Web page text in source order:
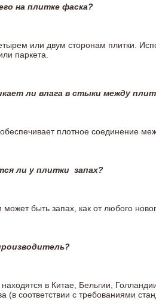
на плитке фаска?
или двум сторонам плитки.
паркета.
ли влага в стыки между
плотное соединение
ли у плитки запах?
может быть запах, как от любого
находятся в Китае, Бельгии,
(в соответствии с требованиями